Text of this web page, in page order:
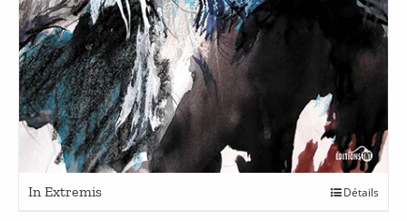
In Extremis
CeDétails